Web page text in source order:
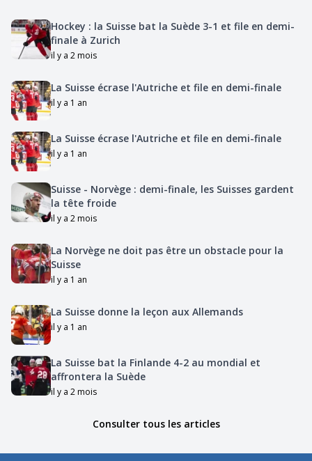
Hockey : la Suisse bat la Suède 3-1 et file en demi-
finale à Zurich
il y a 2 mois
La Suisse écrase l'Autriche et file en demi-finale
il y a 1 an
La Suisse écrase l'Autriche et file en demi-finale
il y a 1 an
Suisse - Norvège : demi-finale, les Suisses gardent
la tête froide
il y a 2 mois
La Norvège ne doit pas être un obstacle pour la
Suisse
il y a 1 an
La Suisse donne la leçon aux Allemands
il y a 1 an
La Suisse bat la Finlande 4-2 au mondial et
affrontera la Suède
il y a 2 mois
Consulter tous les articles